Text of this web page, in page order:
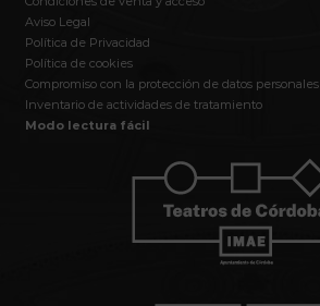
Aviso Legal
Política de Privacidad
Política de cookies
Compromiso con la protección de datos personales
Inventario de actividades de tratamiento
Modo lectura fácil